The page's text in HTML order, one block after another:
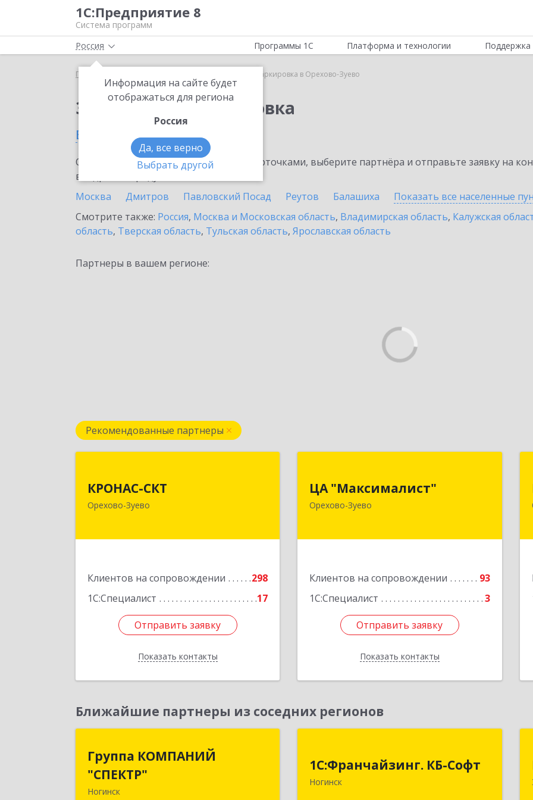
1С:Предприятие 8
Система программ
Россия
Информация на сайте будет
отображаться для региона
Россия
Да, все верно
Выбрать другой
Программы 1С Платформа и технологии Поддержка
Главная 1С:Маркировка в Орехово-Зуево
Заказать 1С:Маркировка
в Орехово-Зуево
Ознакомьтесь с информационными карточками, выберите партнёра и отправьте заявку на
внедрение продукта.
Москва
Дмитров Павловский Посад Реутов Балашиха Показать все населенные
Смотрите также: Россия, Москва и Московская область, Владимирская область, Калужская
область, Тверская область, Тульская область, Ярославская область
Партнеры в вашем регионе:
Рекомендованные партнеры
КРОНАС-СКТ
Орехово-Зуево
Клиентов на сопровождении
298
1С:Специалист
17
Отправить заявку
Показать контакты
Зуево г, Бабушкина ул, дом № 2А,
Отправить заявку
Назад
ЦА "Максималист"
Орехово-Зуево
Клиентов на сопровождении
93
1С:Специалист
3
Отправить заявку
Показать контакты
Зуево г, Ленина ул, дом № 78
Подробнее
Отправить заявку
Назад
Ближайшие партнеры из соседних регионов
Группа КОМПАНИЙ
"СПЕКТР"
Ногинск
Группа КОМПАНИЙ
"СПЕКТР"
1С:Франчайзинг. КБ-Софт
Ногинск
142400, Московская обл, г.о